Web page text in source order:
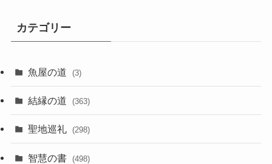
カテゴリー
魚屋の道 (3)
結縁の道 (363)
聖地巡礼 (298)
智慧の書 (498)